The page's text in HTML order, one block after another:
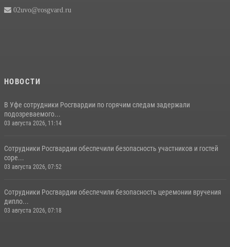
02uvo@rosgvard.ru
НОВОСТИ
В Уфе сотрудники Росгвардии по горячим следам задержали
подозреваемого...
03 августа 2026, 11:14
Сотрудники Росгвардии обеспечили безопасность участников и гостей
соре...
03 августа 2026, 07:52
Сотрудники Росгвардии обеспечили безопасность церемонии вручения
дипло...
03 августа 2026, 07:18